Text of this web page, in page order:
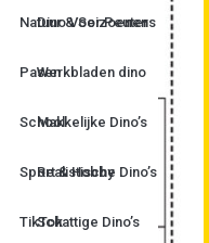
Dino Voor Peuters
Werkbladen dino
Makkelijke Dino’s
Realistische Dino’s
Schattige Dino’s
Natuur & Seizoenen
Pasen
School
Sport & Hobby
TikTok